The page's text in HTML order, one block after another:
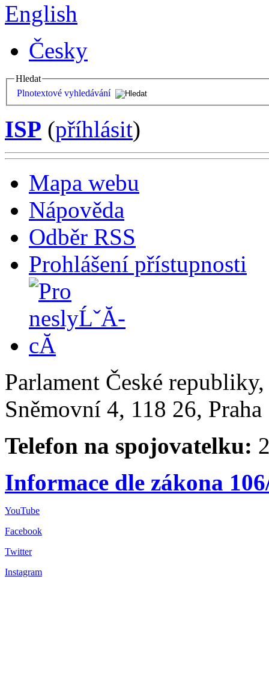
English
Česky
Hledat
Plnotextové vyhledávání
ISP (příhlásit)
Mapa webu
Nápověda
Odběr RSS
Prohlášení přístupnosti
Parlament České
Sněmovní 4, 118 26,
Telefon na spojovatelku:
Informace dle zákona
YouTube
Facebook
Twitter
Instagram